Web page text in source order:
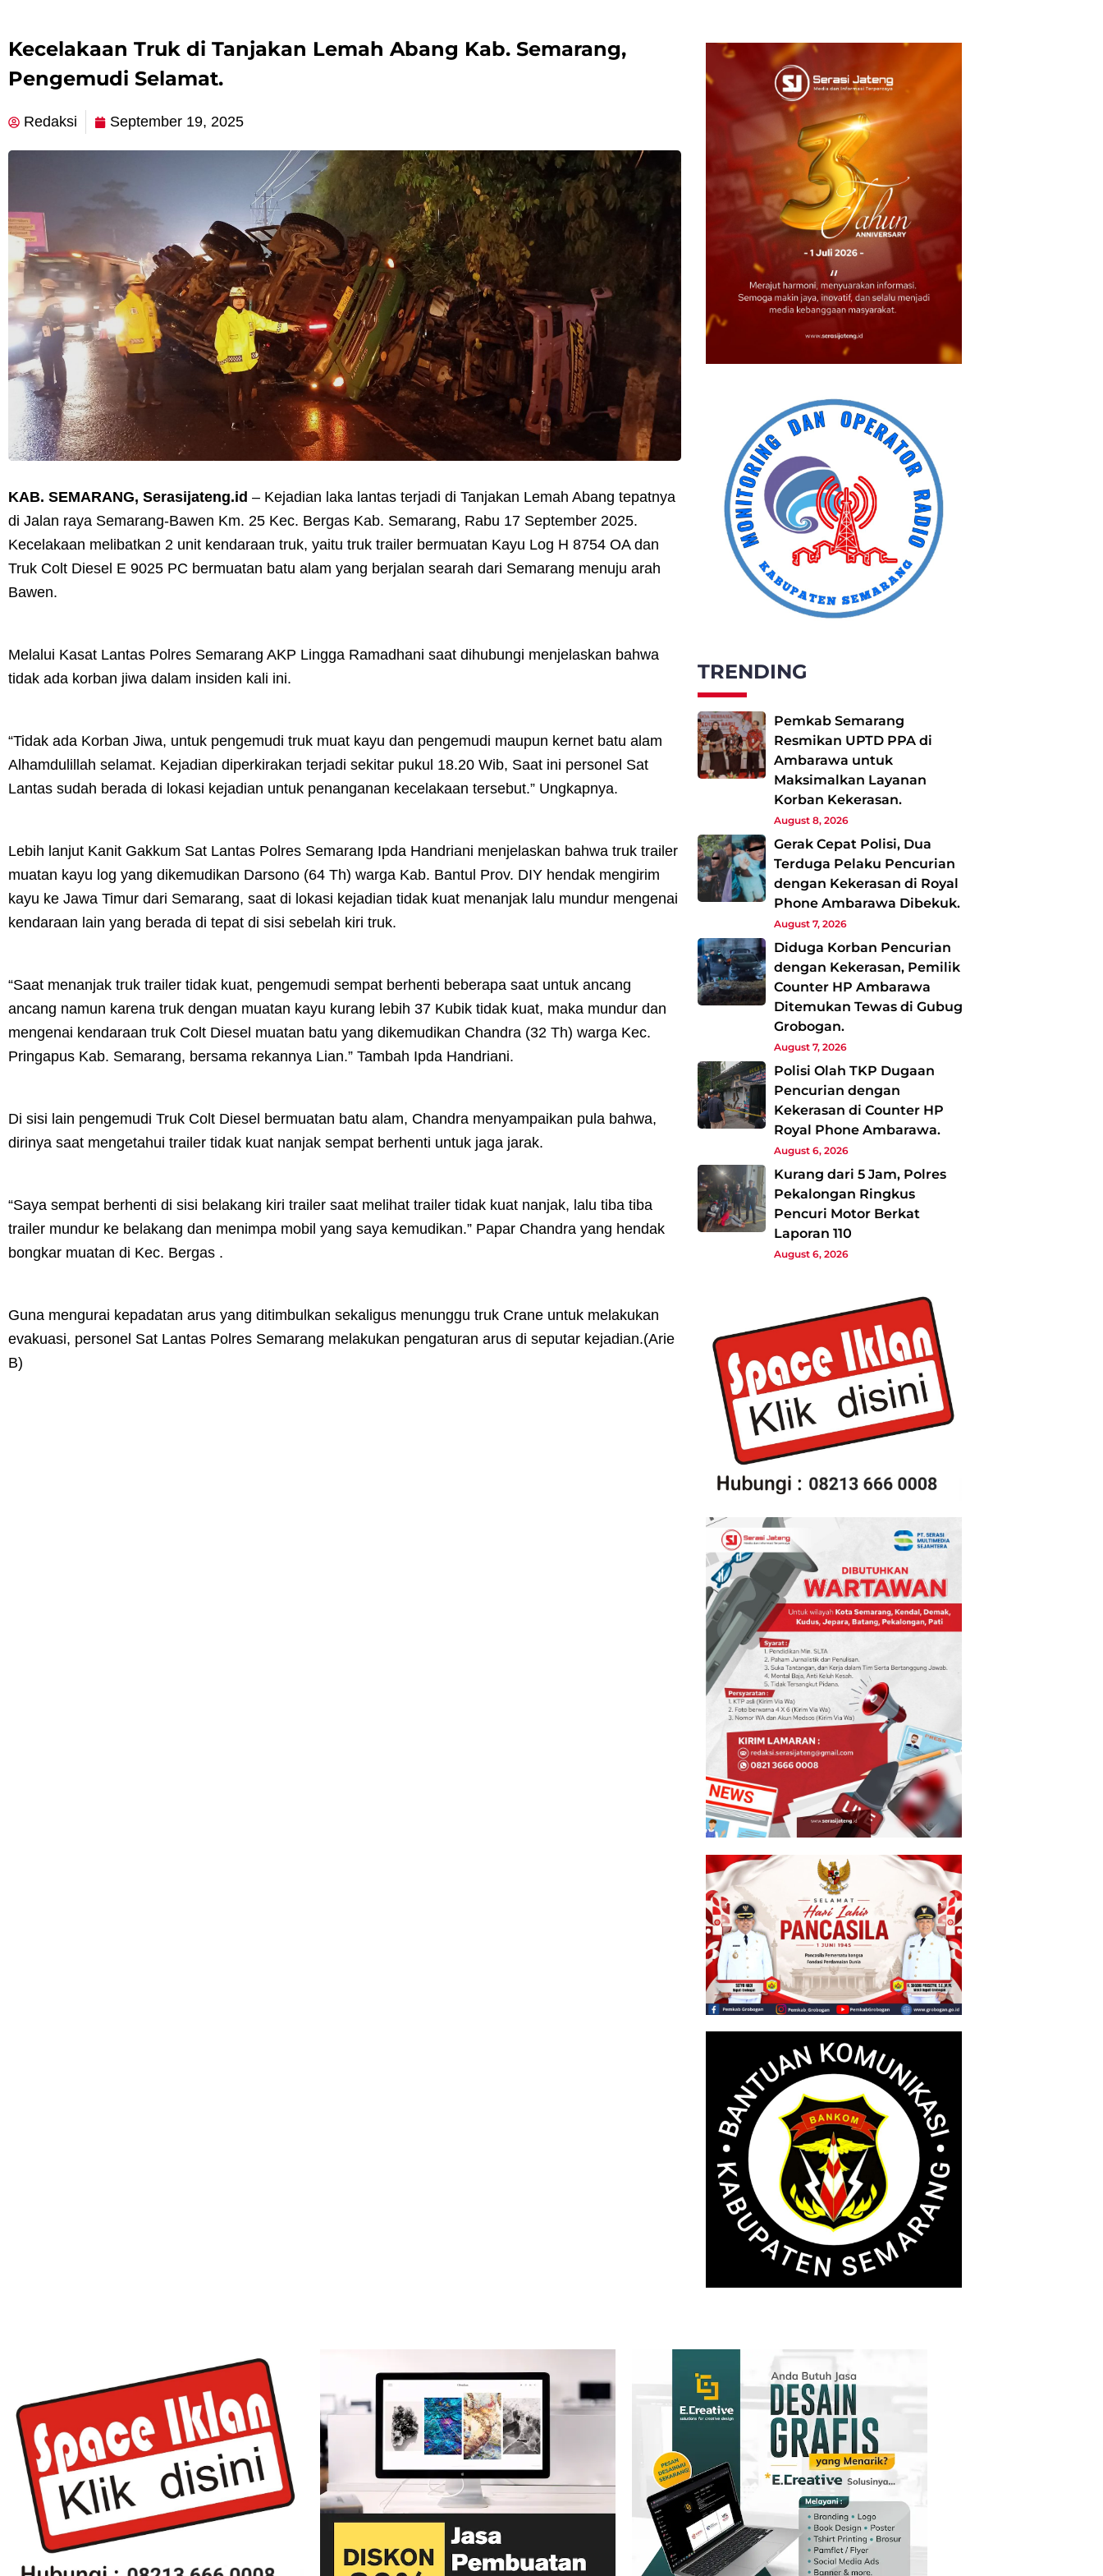
Kecelakaan Truk di Tanjakan Lemah Abang Kab. Semarang,
Pengemudi Selamat.
Redaksi September 19, 2025
KAB. SEMARANG, Serasijateng.id – Kejadian laka lantas terjadi di Tanjakan Lemah Abang tepatnya
di Jalan raya Semarang-Bawen Km. 25 Kec. Bergas Kab. Semarang, Rabu 17 September 2025.
Kecelakaan melibatkan 2 unit kendaraan truk, yaitu truk trailer bermuatan Kayu Log H 8754 OA dan
Truk Colt Diesel E 9025 PC bermuatan batu alam yang berjalan searah dari Semarang menuju arah
Bawen.
Melalui Kasat Lantas Polres Semarang AKP Lingga Ramadhani saat dihubungi menjelaskan bahwa
tidak ada korban jiwa dalam insiden kali ini.
“Tidak ada Korban Jiwa, untuk pengemudi truk muat kayu dan pengemudi maupun kernet batu alam
Alhamdulillah selamat. Kejadian diperkirakan terjadi sekitar pukul 18.20 Wib, Saat ini personel Sat
Lantas sudah berada di lokasi kejadian untuk penanganan kecelakaan tersebut.” Ungkapnya.
Lebih lanjut Kanit Gakkum Sat Lantas Polres Semarang Ipda Handriani menjelaskan bahwa truk trailer
muatan kayu log yang dikemudikan Darsono (64 Th) warga Kab. Bantul Prov. DIY hendak mengirim
kayu ke Jawa Timur dari Semarang, saat di lokasi kejadian tidak kuat menanjak lalu mundur mengenai
kendaraan lain yang berada di tepat di sisi sebelah kiri truk.
“Saat menanjak truk trailer tidak kuat, pengemudi sempat berhenti beberapa saat untuk ancang
ancang namun karena truk dengan muatan kayu kurang lebih 37 Kubik tidak kuat, maka mundur dan
mengenai kendaraan truk Colt Diesel muatan batu yang dikemudikan Chandra (32 Th) warga Kec.
Pringapus Kab. Semarang, bersama rekannya Lian.” Tambah Ipda Handriani.
Di sisi lain pengemudi Truk Colt Diesel bermuatan batu alam, Chandra menyampaikan pula bahwa,
dirinya saat mengetahui trailer tidak kuat nanjak sempat berhenti untuk jaga jarak.
“Saya sempat berhenti di sisi belakang kiri trailer saat melihat trailer tidak kuat nanjak, lalu tiba tiba
trailer mundur ke belakang dan menimpa mobil yang saya kemudikan.” Papar Chandra yang hendak
bongkar muatan di Kec. Bergas .
Guna mengurai kepadatan arus yang ditimbulkan sekaligus menunggu truk Crane untuk melakukan
evakuasi, personel Sat Lantas Polres Semarang melakukan pengaturan arus di seputar kejadian.(Arie
B)
TRENDING
Pemkab Semarang
Resmikan UPTD PPA di
Ambarawa untuk
Maksimalkan Layanan
Korban Kekerasan.
August 8, 2026
Gerak Cepat Polisi, Dua
Terduga Pelaku Pencurian
dengan Kekerasan di Royal
Phone Ambarawa Dibekuk.
August 7, 2026
Diduga Korban Pencurian
dengan Kekerasan, Pemilik
Counter HP Ambarawa
Ditemukan Tewas di Gubug
Grobogan.
August 7, 2026
Polisi Olah TKP Dugaan
Pencurian dengan
Kekerasan di Counter HP
Royal Phone Ambarawa.
August 6, 2026
Kurang dari 5 Jam, Polres
Pekalongan Ringkus
Pencuri Motor Berkat
Laporan 110
August 6, 2026